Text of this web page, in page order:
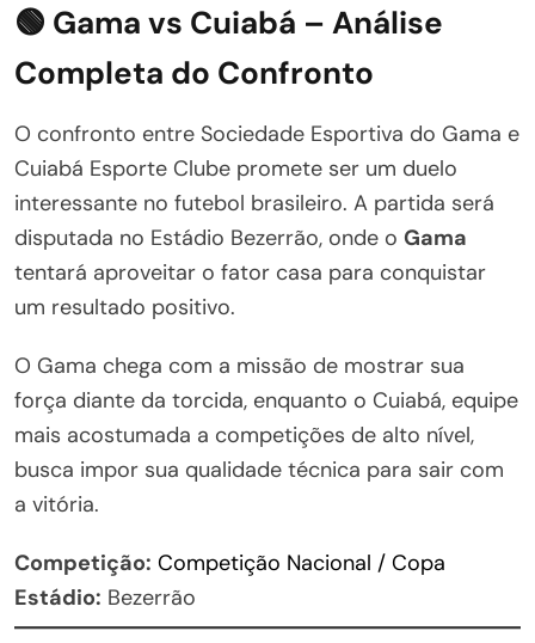
🟢 Gama vs Cuiabá – Análise
Completa do Confronto
O confronto entre Sociedade Esportiva do Gama e
Cuiabá Esporte Clube promete ser um duelo
interessante no futebol brasileiro. A partida será
disputada no Estádio Bezerrão, onde o Gama
tentará aproveitar o fator casa para conquistar
um resultado positivo.
O Gama chega com a missão de mostrar sua
força diante da torcida, enquanto o Cuiabá, equipe
mais acostumada a competições de alto nível,
busca impor sua qualidade técnica para sair com
a vitória.
Competição: Competição Nacional / Copa
Estádio: Bezerrão